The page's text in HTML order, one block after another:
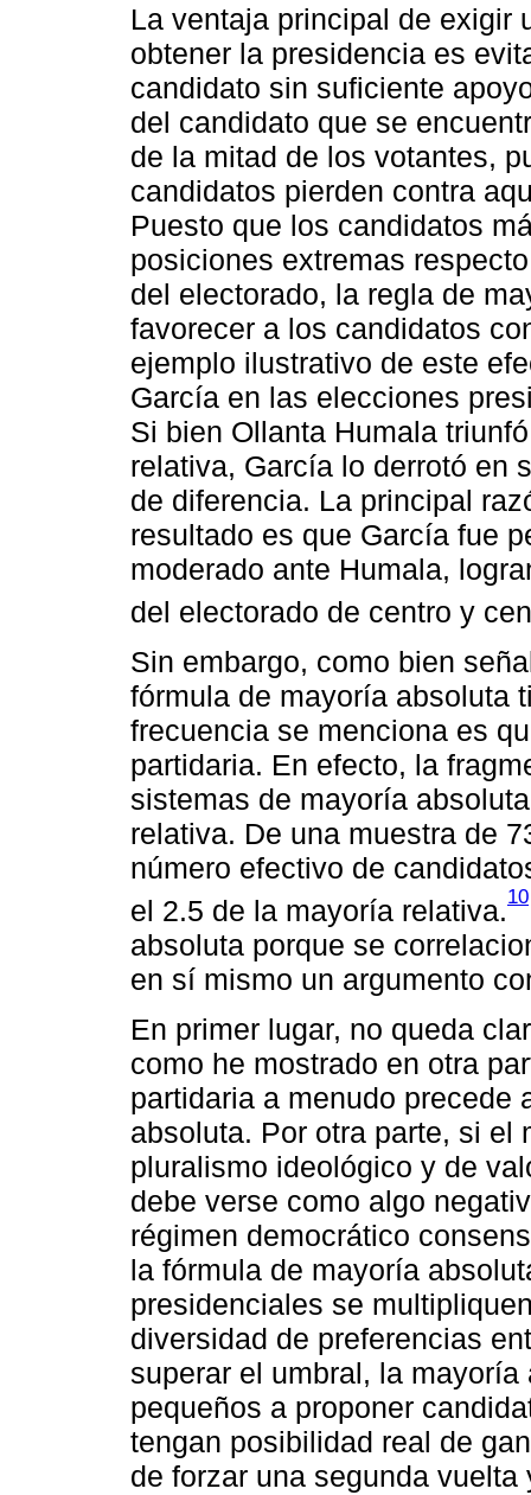
La ventaja principal de exigir
obtener la presidencia es
candidato sin suficiente
del candidato que se
de la mitad de los votantes,
candidatos pierden contra
Puesto que los candidatos
posiciones extremas
del electorado, la regla de
favorecer a los candidatos
ejemplo ilustrativo de este
García en las elecciones
Si bien Ollanta Humala
relativa, García lo derrotó en
de diferencia. La principal
resultado es que García fue
moderado ante Humala,
del electorado de centro y
Sin embargo, como bien
fórmula de mayoría absoluta
frecuencia se menciona es
partidaria. En efecto, la
sistemas de mayoría
relativa. De una muestra de
número efectivo de
el 2.5 de la mayoría relativa.10
absoluta porque se
en sí mismo un argumento
En primer lugar, no queda
como he mostrado en otra
partidaria a menudo precede
absoluta. Por otra parte, si el
pluralismo ideológico y de
debe verse como algo
régimen democrático
la fórmula de mayoría
presidenciales se
diversidad de preferencias
superar el umbral, la
pequeños a proponer
tengan posibilidad real de
de forzar una segunda